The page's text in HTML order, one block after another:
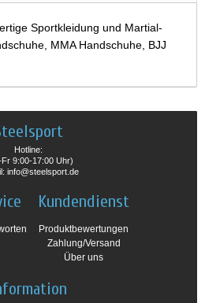
Sportkleidung und Martial-
MMA Handschuhe, BJJ
Hotline:
9:00-17:00 Uhr)
info@steelsport.de
Kundendienst
Produktbewertungen
Zahlung/Versand
Über uns